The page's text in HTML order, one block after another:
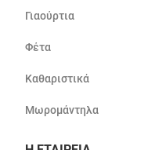
Γιαούρτια
Φέτα
Καθαριστικά
Μωρομάντηλα